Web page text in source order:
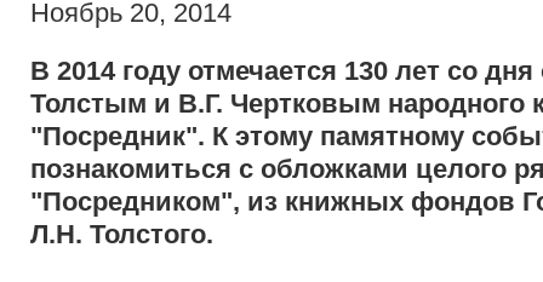
Ноябрь 20, 2014
В 2014 году отмечается 130 лет со
Толстым и В.Г. Чертковым народного
"Посредник". К этому памятному
познакомиться с обложками целого
"Посредником", из книжных фондов
Л.Н. Толстого.